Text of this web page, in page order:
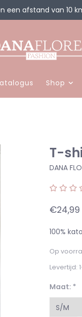
een afstand van 10
Shop
T-
DANA
€24,99
100%
Op
Levertijd:
Maat: *